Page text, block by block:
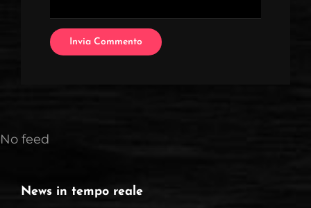
No feed
News in tempo reale